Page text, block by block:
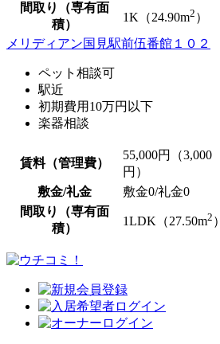
間取り（専有面
積）
1K（24.90m2 ）
メリディアン国見駅前伍番館１０２
ペット相談可
駅近
初期費用10万円以下
楽器相談
賃料（管理費）
55,000円（3,000
円）
敷金/礼金 敷金0/礼金0
間取り（専有面
積）
1LDK（27.50m2 ）